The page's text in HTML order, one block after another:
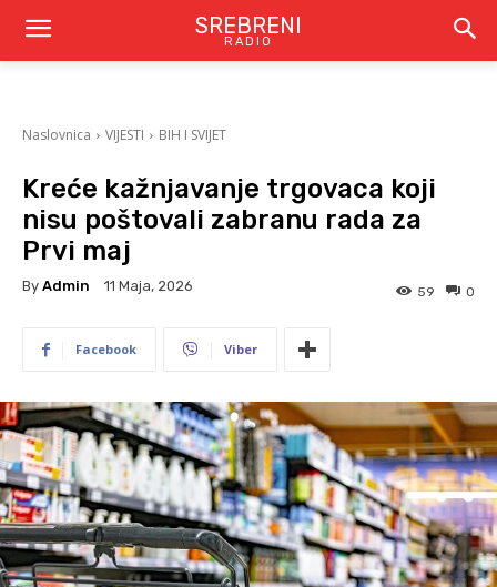
SREBRENI
RADIO
Naslovnica VIJESTI BIH I SVIJET
Kreće kažnjavanje trgovaca koji
nisu poštovali zabranu rada za
Prvi maj
By Admin 11 Maja, 2026 0
59
Facebook Viber